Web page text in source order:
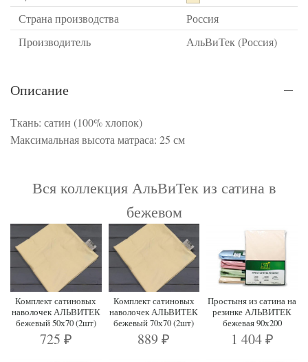
Страна производства
Россия
Производитель
АльВиТек (Россия)
Описание
Ткань: сатин (100% хлопок)
Максимальная высота матраса: 25 см
Вся коллекция АльВиТек из сатина в
бежевом
Комплект сатиновых
наволочек АЛЬВИТЕК
бежевый 50х70 (2шт)
725 ₽
Комплект сатиновых
наволочек АЛЬВИТЕК
бежевый 70х70 (2шт)
889₽
Простыня из сатина на
резинке АЛЬВИТЕК
бежевая 90х200
1 404 ₽